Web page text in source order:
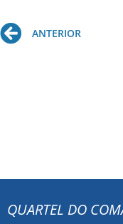
Prev
ANTERIOR
QUARTEL DO